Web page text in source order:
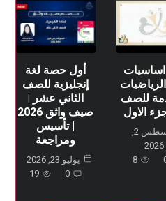
للصف
أغسطس 2,
2026
8
أول حصة لغة
إنجليزية للصف
الثاني عشر |
صيف واثق 2026
| تأسيس
ومراجعة
يوليو 23, 2026
0
19